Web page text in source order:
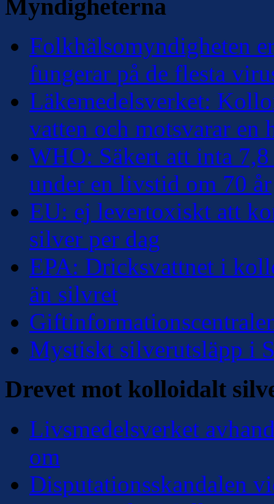
Myndigheterna
Folkhälsomyndigheten
fungerar på de flesta
Läkemedelsverket:
vatten och motsvarar en
WHO: Säkert att inta
under en livstid om 70 år
EU: ej levertoxiskt att
silver per dag
EPA: Dricksvattnet i
än silvret
Mystiskt silverutsläpp i
Drevet mot kolloidalt
Livsmedelsverket
om
Disputationsskandalen